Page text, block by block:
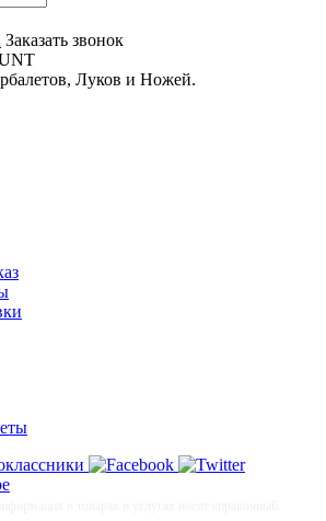
Заказать звонок
Луков и Ножей.